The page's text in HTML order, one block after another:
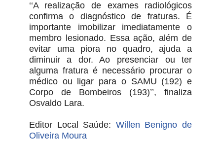
‘‘A realização de exames radiológicos
confirma o diagnóstico de fraturas. É
importante imobilizar imediatamente o
membro lesionado. Essa ação, além de
evitar uma piora no quadro, ajuda a
diminuir a dor. Ao presenciar ou ter
alguma fratura é necessário procurar o
médico ou ligar para o SAMU (192) e
Corpo de Bombeiros (193)’’, finaliza
Osvaldo Lara.
Editor Local Saúde: Willen Benigno de
Oliveira Moura